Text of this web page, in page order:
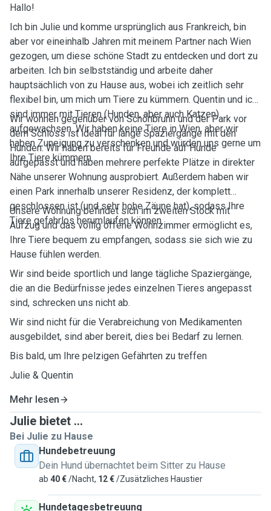
Hallo!
Ich bin Julie und komme ursprünglich aus Frankreich, bin
aber vor eineinhalb Jahren mit meinem Partner nach Wien
gezogen, um diese schöne Stadt zu entdecken und dort zu
arbeiten. Ich bin selbstständig und arbeite daher
hauptsächlich von zu Hause aus, wobei ich zeitlich sehr
flexibel bin, um mich um Tiere zu kümmern. Quentin und ich
sind immer mit Tieren (Hunden, aber auch Katzen)
aufgewachsen. Wir haben keine Tiere in Wien, aber wir
haben Zuneigung zu verschenken und würden uns gerne um
Ihre Tiere kümmern.
Wir wohnen gegenüber von Schönbrunn und der Park vor
dem Schloss ist ideal für lange Spaziergänge mit den
Hunden. Wir haben bereits für Freunde auf Hunde
aufgepasst und haben mehrere perfekte Plätze in direkter
Nähe unserer Wohnung ausprobiert. Außerdem haben wir
einen Park innerhalb unserer Residenz, der komplett
geschlossen ist (und sehr hohe Zäune hat), sodass Ihre
Tiere gefahrlos herumlaufen können.
Unsere Wohnung befindet sich im zweiten Stock mit
Aufzug und das völlig offene Wohnzimmer ermöglicht es,
Ihre Tiere bequem zu empfangen, sodass sie sich wie zu
Hause fühlen werden.
Wir sind beide sportlich und lange tägliche Spaziergänge,
die an die Bedürfnisse jedes einzelnen Tieres angepasst
sind, schrecken uns nicht ab.
Wir sind nicht für die Verabreichung von Medikamenten
ausgebildet, sind aber bereit, dies bei Bedarf zu lernen.
Bis bald, um Ihre pelzigen Gefährten zu treffen
Julie & Quentin
Mehr lesen
Julie bietet ...
Bei Julie zu Hause
Hundebetreuung
Dein Hund übernachtet beim Sitter zu Hause
ab 40 €/Nacht, 12 €/Zusätzliches Haustier
Hundetagesbetreuung